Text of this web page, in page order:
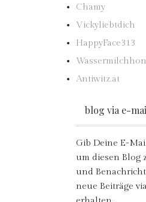
Chamy
Vickyliebtdich
HappyFace313
Antiwitz.at
blog via e-
Gib Deine E-
um diesen Blog
und
neue Beiträge